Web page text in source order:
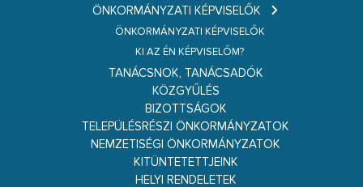
ÖNKORMÁNYZATI KÉPVISELŐK
ÖNKORMÁNYZATI KÉPVISELŐK
KI AZ ÉN KÉPVISELŐM?
TANÁCSNOK, TANÁCSADÓK
KÖZGYŰLÉS
BIZOTTSÁGOK
TELEPÜLÉSRÉSZI ÖNKORMÁNYZATOK
NEMZETISÉGI ÖNKORMÁNYZATOK
KITÜNTETETTJEINK
HELYI RENDELETEK